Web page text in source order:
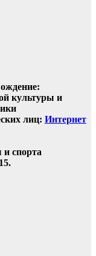
культуры и
лиц: Интернет
спорта